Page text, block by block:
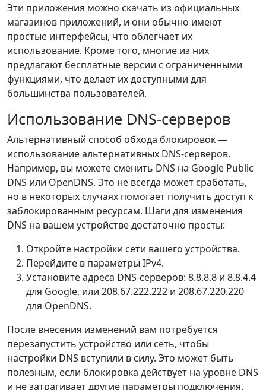
Эти приложения можно скачать из официальных
магазинов приложений, и они обычно имеют
простые интерфейсы, что облегчает их
использование. Кроме того, многие из них
предлагают бесплатные версии с ограниченными
функциями, что делает их доступными для
большинства пользователей.
Использование DNS-серверов
Альтернативный способ обхода блокировок —
использование альтернативных DNS-серверов.
Например, вы можете сменить DNS на Google Public
DNS или OpenDNS. Это не всегда может сработать,
но в некоторых случаях помогает получить доступ к
заблокированным ресурсам. Шаги для изменения
DNS на вашем устройстве достаточно просты:
Откройте настройки сети вашего устройства.
Перейдите в параметры IPv4.
Установите адреса DNS-серверов: 8.8.8.8 и 8.8.4.4
для Google, или 208.67.222.222 и 208.67.220.220
для OpenDNS.
После внесения изменений вам потребуется
перезапустить устройство или сеть, чтобы
настройки DNS вступили в силу. Это может быть
полезным, если блокировка действует на уровне DNS
и не затрагивает другие параметры подключения.